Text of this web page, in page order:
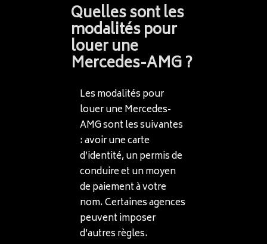
Quelles sont les
modalités pour
louer une
Mercedes-AMG ?
Les modalités pour
louer une Mercedes-
AMG sont les suivantes
: avoir une carte
d’identité, un permis de
conduire et un moyen
de paiement à votre
nom. Certaines agences
peuvent imposer
d’autres règles.